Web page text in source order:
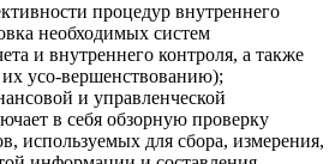
процедур внутреннего
необходимых систем
и внутреннего контроля, а также
усо-вершенствованию);
и управленческой
в себя обзорную проверку
используемых для сбора, измерения,